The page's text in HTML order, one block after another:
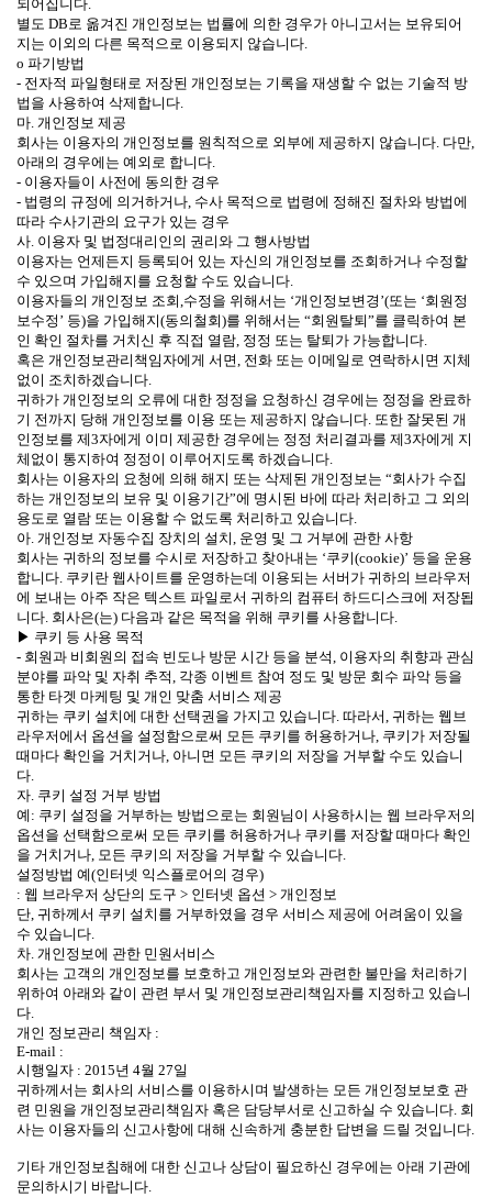
되어집니다.
별도 DB로 옮겨진 개인정보는 법률에 의한 경우가 아니고서는 보유되어
지는 이외의 다른 목적으로 이용되지 않습니다.
ο 파기방법
- 전자적 파일형태로 저장된 개인정보는 기록을 재생할 수 없는 기술적 방
법을 사용하여 삭제합니다.
마. 개인정보 제공
회사는 이용자의 개인정보를 원칙적으로 외부에 제공하지 않습니다. 다만,
아래의 경우에는 예외로 합니다.
- 이용자들이 사전에 동의한 경우
- 법령의 규정에 의거하거나, 수사 목적으로 법령에 정해진 절차와 방법에
따라 수사기관의 요구가 있는 경우
사. 이용자 및 법정대리인의 권리와 그 행사방법
이용자는 언제든지 등록되어 있는 자신의 개인정보를 조회하거나 수정할
수 있으며 가입해지를 요청할 수도 있습니다.
이용자들의 개인정보 조회,수정을 위해서는 ‘개인정보변경’(또는 ‘회원정
보수정’ 등)을 가입해지(동의철회)를 위해서는 “회원탈퇴”를 클릭하여 본
인 확인 절차를 거치신 후 직접 열람, 정정 또는 탈퇴가 가능합니다.
혹은 개인정보관리책임자에게 서면, 전화 또는 이메일로 연락하시면 지체
없이 조치하겠습니다.
귀하가 개인정보의 오류에 대한 정정을 요청하신 경우에는 정정을 완료하
기 전까지 당해 개인정보를 이용 또는 제공하지 않습니다. 또한 잘못된 개
인정보를 제3자에게 이미 제공한 경우에는 정정 처리결과를 제3자에게 지
체없이 통지하여 정정이 이루어지도록 하겠습니다.
회사는 이용자의 요청에 의해 해지 또는 삭제된 개인정보는 “회사가 수집
하는 개인정보의 보유 및 이용기간”에 명시된 바에 따라 처리하고 그 외의
용도로 열람 또는 이용할 수 없도록 처리하고 있습니다.
아. 개인정보 자동수집 장치의 설치, 운영 및 그 거부에 관한 사항
회사는 귀하의 정보를 수시로 저장하고 찾아내는 ‘쿠키(cookie)’ 등을 운용
합니다. 쿠키란 웹사이트를 운영하는데 이용되는 서버가 귀하의 브라우저
에 보내는 아주 작은 텍스트 파일로서 귀하의 컴퓨터 하드디스크에 저장됩
니다. 회사은(는) 다음과 같은 목적을 위해 쿠키를 사용합니다.
▶ 쿠키 등 사용 목적
- 회원과 비회원의 접속 빈도나 방문 시간 등을 분석, 이용자의 취향과 관심
분야를 파악 및 자취 추적, 각종 이벤트 참여 정도 및 방문 회수 파악 등을
통한 타겟 마케팅 및 개인 맞춤 서비스 제공
귀하는 쿠키 설치에 대한 선택권을 가지고 있습니다. 따라서, 귀하는 웹브
라우저에서 옵션을 설정함으로써 모든 쿠키를 허용하거나, 쿠키가 저장될
때마다 확인을 거치거나, 아니면 모든 쿠키의 저장을 거부할 수도 있습니
다.
자. 쿠키 설정 거부 방법
예: 쿠키 설정을 거부하는 방법으로는 회원님이 사용하시는 웹 브라우저의
옵션을 선택함으로써 모든 쿠키를 허용하거나 쿠키를 저장할 때마다 확인
을 거치거나, 모든 쿠키의 저장을 거부할 수 있습니다.
설정방법 예(인터넷 익스플로어의 경우)
: 웹 브라우저 상단의 도구 > 인터넷 옵션 > 개인정보
단, 귀하께서 쿠키 설치를 거부하였을 경우 서비스 제공에 어려움이 있을
수 있습니다.
차. 개인정보에 관한 민원서비스
회사는 고객의 개인정보를 보호하고 개인정보와 관련한 불만을 처리하기
위하여 아래와 같이 관련 부서 및 개인정보관리책임자를 지정하고 있습니
다.
개인 정보관리 책임자 :
E-mail :
시행일자 : 2015년 4월 27일
귀하께서는 회사의 서비스를 이용하시며 발생하는 모든 개인정보보호 관
련 민원을 개인정보관리책임자 혹은 담당부서로 신고하실 수 있습니다. 회
사는 이용자들의 신고사항에 대해 신속하게 충분한 답변을 드릴 것입니다.
기타 개인정보침해에 대한 신고나 상담이 필요하신 경우에는 아래 기관에
문의하시기 바랍니다.